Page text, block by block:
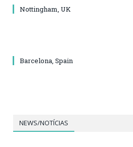
Nottingham, UK
Barcelona, Spain
NEWS/NOTÍCIAS